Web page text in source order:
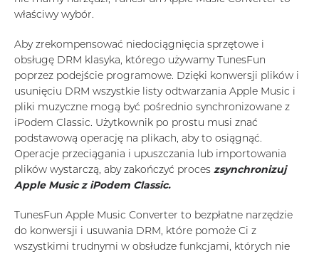
właściwy wybór.
Aby zrekompensować niedociągnięcia sprzętowe i
obsługę DRM klasyka, którego używamy TunesFun
poprzez podejście programowe. Dzięki konwersji plików i
usunięciu DRM wszystkie listy odtwarzania Apple Music i
pliki muzyczne mogą być pośrednio synchronizowane z
iPodem Classic. Użytkownik po prostu musi znać
podstawową operację na plikach, aby to osiągnąć.
Operacje przeciągania i upuszczania lub importowania
plików wystarczą, aby zakończyć proces zsynchronizuj
Apple Music z iPodem Classic.
TunesFun Apple Music Converter to bezpłatne narzędzie
do konwersji i usuwania DRM, które pomoże Ci z
wszystkimi trudnymi w obsłudze funkcjami, których nie